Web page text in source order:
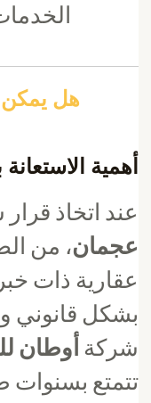
هل يمكن
أهمية
عند اتخاذ
عجمان، من
عقارية ذات
بشكل قانوني
شركة أوطان
تتمتع بسنوات